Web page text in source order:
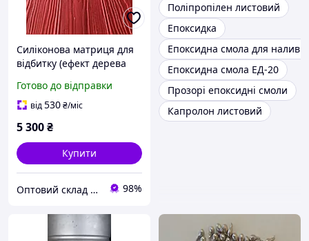
Силіконова матриця для
відбитку (ефект дерева
,30см*180см
Готово до відправки
від530₴/міс
5 300₴
Купити
Оптовий склад будматеріалів (semin.lviv.ua) 98%
Поліпропілен листовий
Епоксидка
Епоксидна смола для
Епоксидна смола ЕД-20
Прозорі епоксидні смоли
Капролон листовий